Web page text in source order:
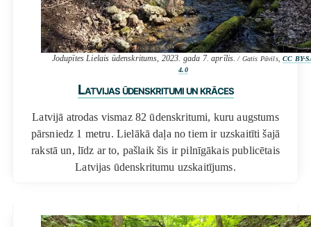
Jodupītes Lielais ūdenskritums, 2023. gada 7. aprīlis./ Gatis Pāvils,CC BY-
4.0
Latvijas ūdenskritumi un krāces
Latvijā atrodas vismaz 82 ūdenskritumi, kuru augstums
pārsniedz 1 metru. Lielākā daļa no tiem ir uzskaitīti šajā
rakstā un, līdz ar to, pašlaik šis ir pilnīgākais publicētais
Latvijas ūdenskritumu uzskaitījums.